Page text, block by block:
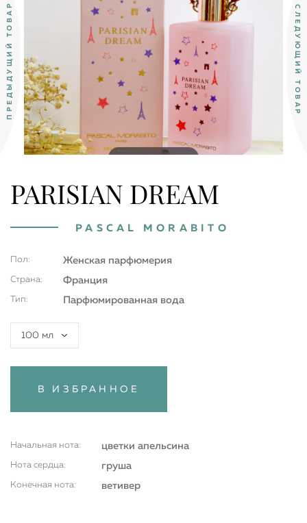
ПРЕДЫДУЩИЙ ТОВАР СЛЕДУЮЩИЙ ТОВАР
Double tap to zoom
PARISIAN DREAM
PASCAL MORABITO
Пол: Женская парфюмерия
Страна: Франция
Тип: Парфюмированная вода
100 мл
В ИЗБРАННОЕ
Начальная нота: цветки апельсина
Нота сердца: груша
Конечная нота: ветивер